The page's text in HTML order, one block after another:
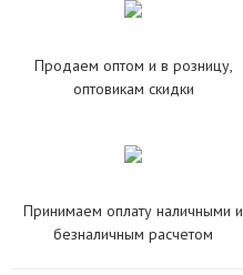
Продаем оптом и в розницу,
оптовикам скидки
Принимаем оплату наличными и
безналичным расчетом